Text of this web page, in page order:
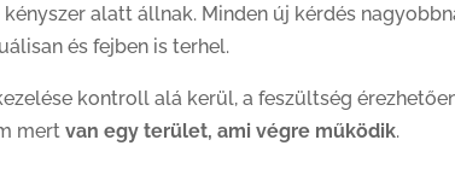
alatt állnak. Minden új kérdés
és fejben is terhel.
kontroll alá kerül, a feszültség
mertvan egy terület, ami végre működik.